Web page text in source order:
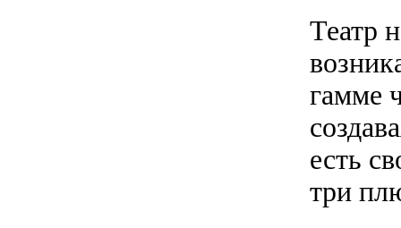
Театр
гамме
есть
три